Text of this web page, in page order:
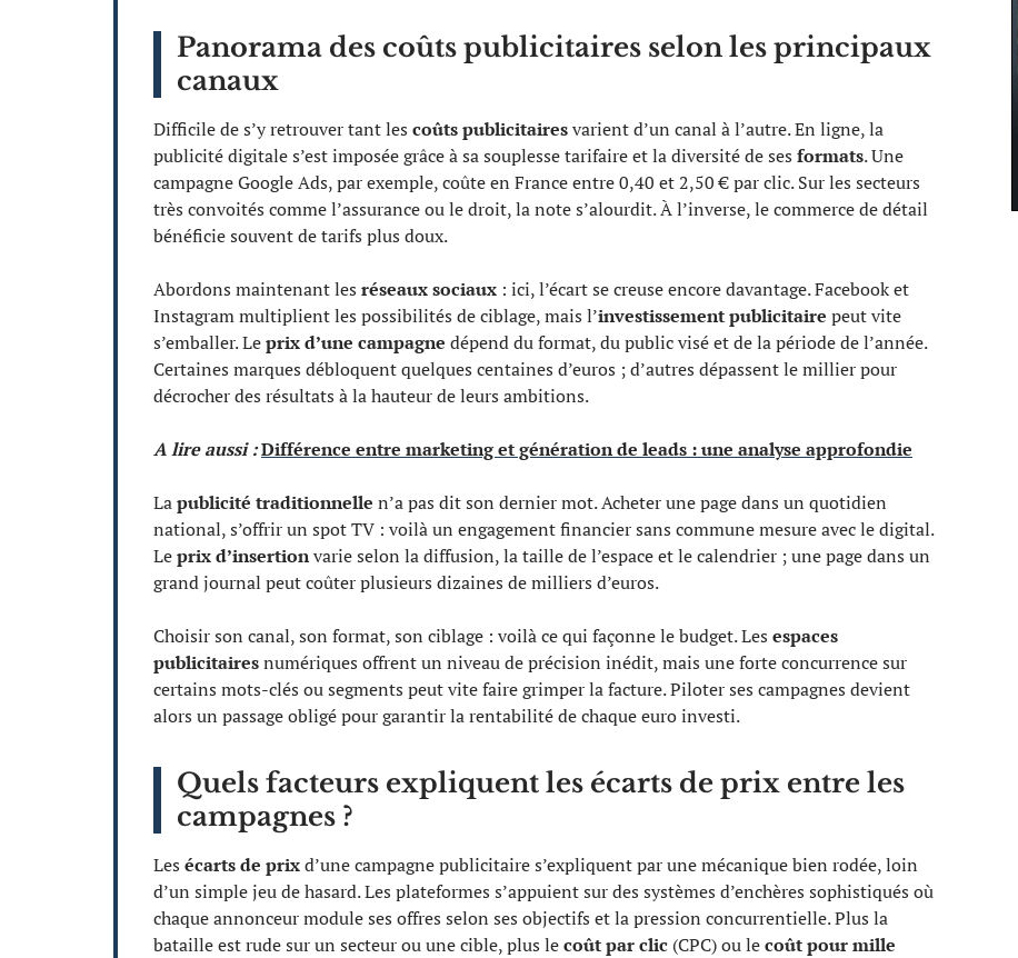
Panorama des coûts publicitaires selon les principaux
canaux
Difficile de s’y retrouver tant les coûts publicitairesvarient d’un canal à l’autre. En ligne, la
publicité digitale s’est imposée grâce à sa souplesse tarifaire et la diversité de ses formats. Une
campagne Google Ads, par exemple, coûte en France entre 0,40 et 2,50 € par clic. Sur les secteurs
très convoités comme l’assurance ou le droit, la note s’alourdit. À l’inverse, le commerce de détail
bénéficie souvent de tarifs plus doux.
Abordons maintenant les réseaux sociaux : ici, l’écart se creuse encore davantage. Facebook et
Instagram multiplient les possibilités de ciblage, mais l’investissement publicitaire peut vite
s’emballer. Leprix d’une campagne dépend du format, du public visé et de la période de l’année.
Certaines marques débloquent quelques centaines d’euros ; d’autres dépassent le millier pour
décrocher des résultats à la hauteur de leurs ambitions.
A lire aussi :Différence entre marketing et génération de leads : une analyse approfondie
Lapublicité traditionnelle n’a pas dit son dernier mot. Acheter une page dans un quotidien
national, s’offrir un spot TV : voilà un engagement financier sans commune mesure avec le digital.
Leprix d’insertionvarie selon la diffusion, la taille de l’espace et le calendrier ; une page dans un
grand journal peut coûter plusieurs dizaines de milliers d’euros.
Choisir son canal, son format, son ciblage : voilà ce qui façonne le budget. Les espaces
publicitairesnumériques offrent un niveau de précision inédit, mais une forte concurrence sur
certains mots-clés ou segments peut vite faire grimper la facture. Piloter ses campagnes devient
alors un passage obligé pour garantir la rentabilité de chaque euro investi.
Quels facteurs expliquent les écarts de prix entre les
campagnes ?
Les écarts de prixd’une campagne publicitaire s’expliquent par une mécanique bien rodée, loin
d’un simple jeu de hasard. Les plateformes s’appuient sur des systèmes d’enchères sophistiqués où
chaque annonceur module ses offres selon ses objectifs et la pression concurrentielle. Plus la
bataille est rude sur un secteur ou une cible, plus lecoût par clic (CPC) ou lecoût pour mille